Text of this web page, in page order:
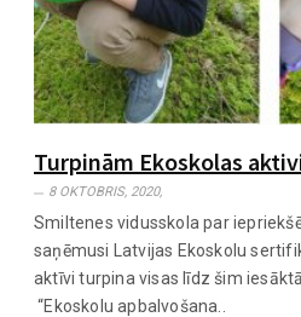
Turpinām Ekoskolas
8 OKTOBRIS, 2020,
Smiltenes vidusskola par
saņēmusi Latvijas Ekoskolu
aktīvi turpina visas līdz šim
“Ekoskolu apbalvošana..